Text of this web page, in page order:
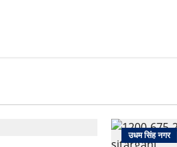
उधम सिंह नगर